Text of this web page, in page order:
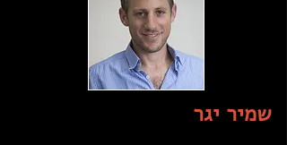
שמיר יגר